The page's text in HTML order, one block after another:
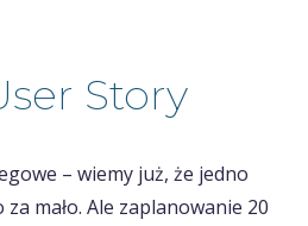
Story
– wiemy już, że jedno
mało. Ale zaplanowanie 20